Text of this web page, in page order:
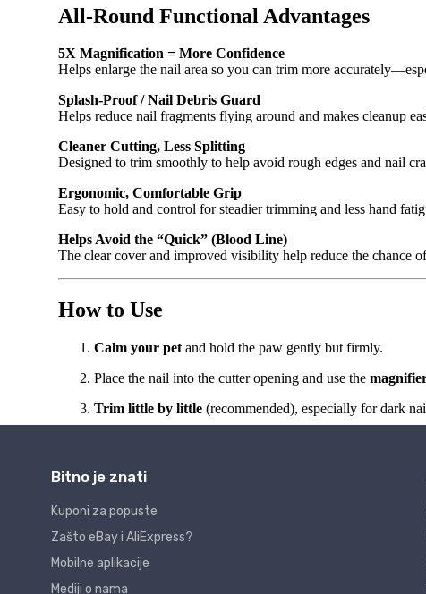
Bitno je znati
Kuponi za popuste
Zašto eBay i AliExpress?
Mobilne aplikacije
Mediji o nama